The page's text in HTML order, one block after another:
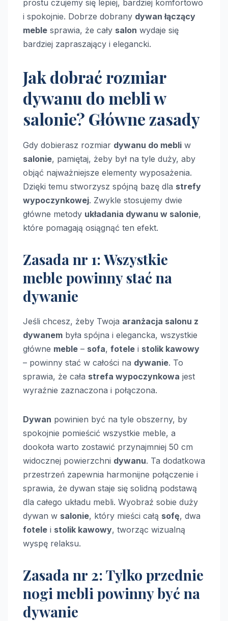
prostu czujemy się lepiej, bardziej komfortowo
i spokojnie. Dobrze dobrany dywan łączący
meble sprawia, że cały salon wydaje się
bardziej zapraszający i elegancki.
Jak dobrać rozmiar
dywanu do mebli w
salonie? Główne zasady
Gdy dobierasz rozmiar dywanu do mebli w
salonie, pamiętaj, żeby był na tyle duży, aby
objąć najważniejsze elementy wyposażenia.
Dzięki temu stworzysz spójną bazę dla strefy
wypoczynkowej. Zwykle stosujemy dwie
główne metody układania dywanu w salonie,
które pomagają osiągnąć ten efekt.
Zasada nr 1: Wszystkie
meble powinny stać na
dywanie
Jeśli chcesz, żeby Twoja aranżacja salonu z
dywanem była spójna i elegancka, wszystkie
główne meble – sofa, fotele i stolik kawowy
– powinny stać w całości na dywanie. To
sprawia, że cała strefa wypoczynkowa jest
wyraźnie zaznaczona i połączona.
Dywan powinien być na tyle obszerny, by
spokojnie pomieścić wszystkie meble, a
dookoła warto zostawić przynajmniej 50 cm
widocznej powierzchni dywanu. Ta dodatkowa
przestrzeń zapewnia harmonijne połączenie i
sprawia, że dywan staje się solidną podstawą
dla całego układu mebli. Wyobraź sobie duży
dywan w salonie, który mieści całą sofę, dwa
fotele i stolik kawowy, tworząc wizualną
wyspę relaksu.
Zasada nr 2: Tylko przednie
nogi mebli powinny być na
dywanie